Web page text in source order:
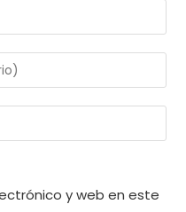
y web en este